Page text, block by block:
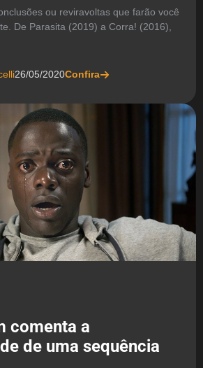
ou reviravoltas que farão você
De Parasita (2019) a Corra! (2016),
26/05/2020Confira
comenta a
de uma sequência